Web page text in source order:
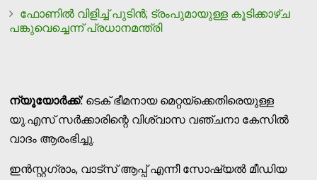
ഫോണില്‍ വിളിച്ച് പുടിന്‍; ട്രംപുമായുള്ള കൂടിക്കാഴ്ച
പങ്കുവെച്ചെന്ന് പ്രധാനമന്ത്രി
ന്യൂയോര്‍ക്ക്: ടെക് ഭീമനായ മെറ്റയ്‌ക്കെതിരെയുള്ള
യു.എസ് സര്‍ക്കാരിന്റെ വിശ്വാസ വഞ്ചനാ കേസില്‍
വാദം ആരംഭിച്ചു.
ഇന്‍സ്റ്റഗ്രാം, വാട്‌സ് ആപ്പ് എന്നീ സോഷ്യല്‍ മീഡിയ